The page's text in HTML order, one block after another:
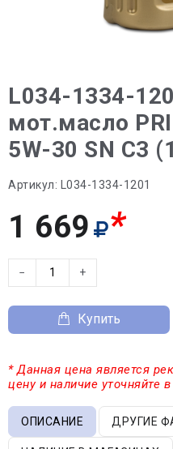
L034-1334-
мот.масло
5W-30 SN C3
Артикул: L034-1334-1201
1 669 *
− +
Купить
* Данная цена является
цену и наличие уточняйте в
ОПИСАНИЕ ДРУГИЕ